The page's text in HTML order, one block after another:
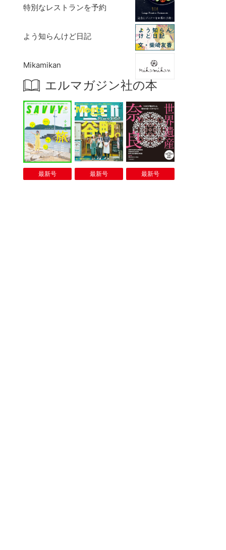
特別なレストランを予約
よう知らんけど日記
Mikamikan
エルマガジン社の本
最新号 最新号 最新号